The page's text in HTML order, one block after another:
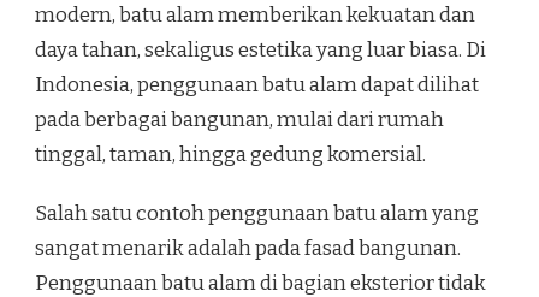
modern, batu alam memberikan kekuatan dan
daya tahan, sekaligus estetika yang luar biasa. Di
Indonesia, penggunaan batu alam dapat dilihat
pada berbagai bangunan, mulai dari rumah
tinggal, taman, hingga gedung komersial.
Salah satu contoh penggunaan batu alam yang
sangat menarik adalah pada fasad bangunan.
Penggunaan batu alam di bagian eksterior tidak